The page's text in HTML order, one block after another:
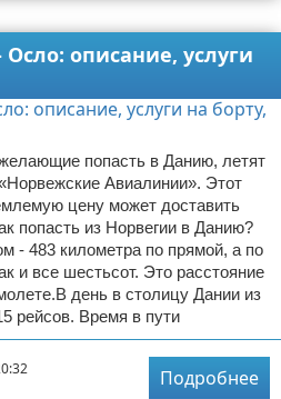
описание, услуги
попасть в Данию, летят
Авиалинии». Этот
цену может доставить
попасть из Норвегии в Данию?
- 483 километра по прямой, а по
и все шестьсот. Это расстояние
день в столицу Дании из
рейсов. Время в пути
Подробнее